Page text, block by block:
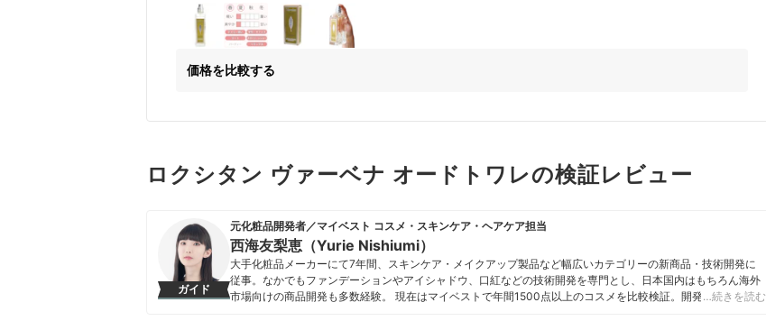
価格を比較する
ロクシタン ヴァーベナ オードトワレの検証レビュー
ガイド
元化粧品開発者／マイベスト コスメ・スキンケア・ヘアケア担当
西海友梨恵（Yurie Nishiumi）
大手化粧品メーカーにて7年間、スキンケア・メイクアップ製品など幅広いカテゴリーの新商品・技術開発に
従事。なかでもファンデーションやアイシャドウ、口紅などの技術開発を専門とし、日本国内はもちろん海外
市場向けの商品開発も多数経験。 現在はマイベストで年間1500点以上のコスメを比較検証。開発現場で培っ
…続きを読む